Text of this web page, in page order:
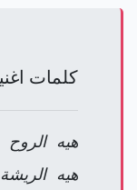
كلمات
هيه الروح
هيه الريشة